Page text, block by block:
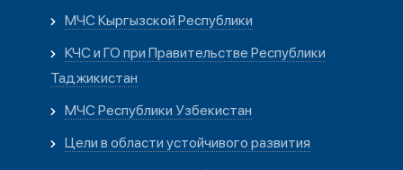
МЧС Кыргызской Республики
КЧС и ГО при Правительстве Республики
Таджикистан
МЧС Республики Узбекистан
Цели в области устойчивого развития